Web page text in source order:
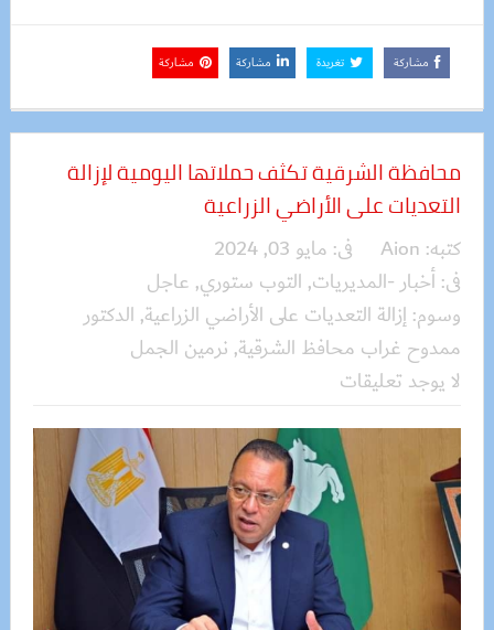
مشاركة تغريدة مشاركة مشاركة
محافظة الشرقية تكثف حملاتها اليومية لإزالة
التعديات على الأراضي الزراعية
كتبه: Aion فى: مايو 03, 2024
فى:أخبار -المديريات, التوب ستوري, عاجل
وسوم: إزالة التعديات على الأراضي الزراعية, الدكتور
ممدوح غراب محافظ الشرقية, نرمين الجمل
لا يوجد تعليقات